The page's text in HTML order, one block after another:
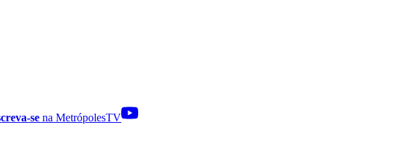
se na MetrópolesTV